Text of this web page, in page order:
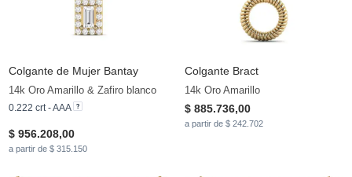
Colgante de Mujer Bantay
14k Oro Amarillo & Zafiro blanco
0.222 crt - AAA
$ 956.208,00
a partir de $ 315.150
Colgante Bract
14k Oro Amarillo
$ 885.736,00
a partir de $ 242.702